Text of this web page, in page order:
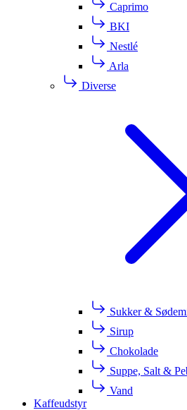
Caprimo
BKI
Nestlé
Arla
Diverse
Sukker &
Sirup
Chokolade
Suppe, Salt &
Vand
Kaffeudstyr